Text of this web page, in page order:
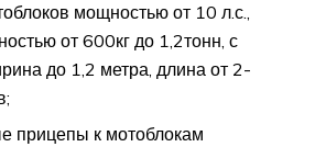
мощностью от 10 л.с.,
от 600кг до 1,2тонн, с
до 1,2 метра, длина от 2-
прицепы к мотоблокам